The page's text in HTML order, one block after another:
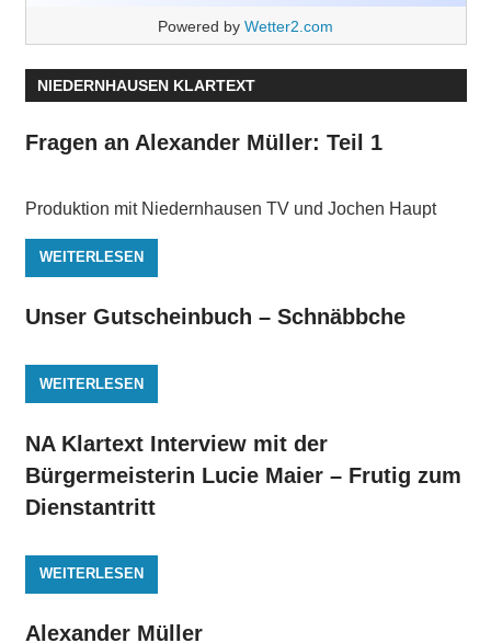
Powered by Wetter2.com
NIEDERNHAUSEN KLARTEXT
Fragen an Alexander Müller: Teil 1
Produktion mit Niedernhausen TV und Jochen Haupt
WEITERLESEN
Unser Gutscheinbuch – Schnäbbche
WEITERLESEN
NA Klartext Interview mit der
Bürgermeisterin Lucie Maier – Frutig zum
Dienstantritt
WEITERLESEN
Alexander Müller